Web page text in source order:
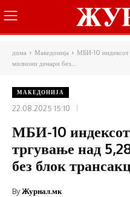
дома Македонија
МБИ-10 индексот
милиони денари без...
МАКЕДОНИЈА
22.08.2025 15:10
МБИ-10 индексот
тргување над
без блок
ByЖурнал.мк